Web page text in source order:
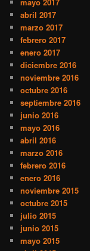
mayo 2017
abril 2017
marzo 2017
febrero 2017
enero 2017
diciembre 2016
noviembre 2016
octubre 2016
septiembre 2016
junio 2016
mayo 2016
abril 2016
marzo 2016
febrero 2016
enero 2016
noviembre 2015
octubre 2015
julio 2015
junio 2015
mayo 2015